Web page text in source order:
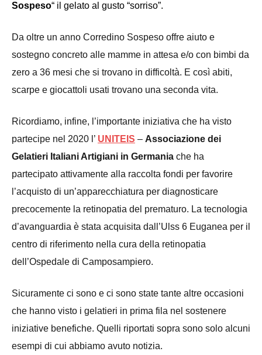
Sospeso“ il gelato al gusto “sorriso”.
Da oltre un anno Corredino Sospeso offre aiuto e
sostegno concreto alle mamme in attesa e/o con bimbi da
zero a 36 mesi che si trovano in difficoltà. E così abiti,
scarpe e giocattoli usati trovano una seconda vita.
Ricordiamo, infine, l’importante iniziativa che ha visto
partecipe nel 2020 l’ UNITEIS – Associazione dei
Gelatieri Italiani Artigiani in Germania che ha
partecipato attivamente alla raccolta fondi per favorire
l’acquisto di un’apparecchiatura per diagnosticare
precocemente la retinopatia del prematuro. La tecnologia
d’avanguardia è stata acquisita dall’Ulss 6 Euganea per il
centro di riferimento nella cura della retinopatia
dell’Ospedale di Camposampiero.
Sicuramente ci sono e ci sono state tante altre occasioni
che hanno visto i gelatieri in prima fila nel sostenere
iniziative benefiche. Quelli riportati sopra sono solo alcuni
esempi di cui abbiamo avuto notizia.